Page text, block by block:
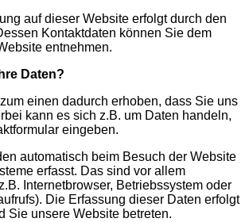
auf dieser Website erfolgt durch den
Kontaktdaten können Sie dem
entnehmen.
Daten?
einen dadurch erhoben, dass Sie uns
kann es sich z.B. um Daten handeln,
eingeben.
automatisch beim Besuch der Website
erfasst. Das sind vor allem
Internetbrowser, Betriebssystem oder
Die Erfassung dieser Daten erfolgt
Sie unsere Website betreten.